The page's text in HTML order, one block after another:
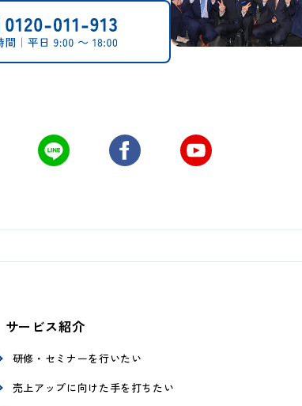
サービス紹介
研修・セミナーを行いたい
売上アップに向けた手を打ちたい